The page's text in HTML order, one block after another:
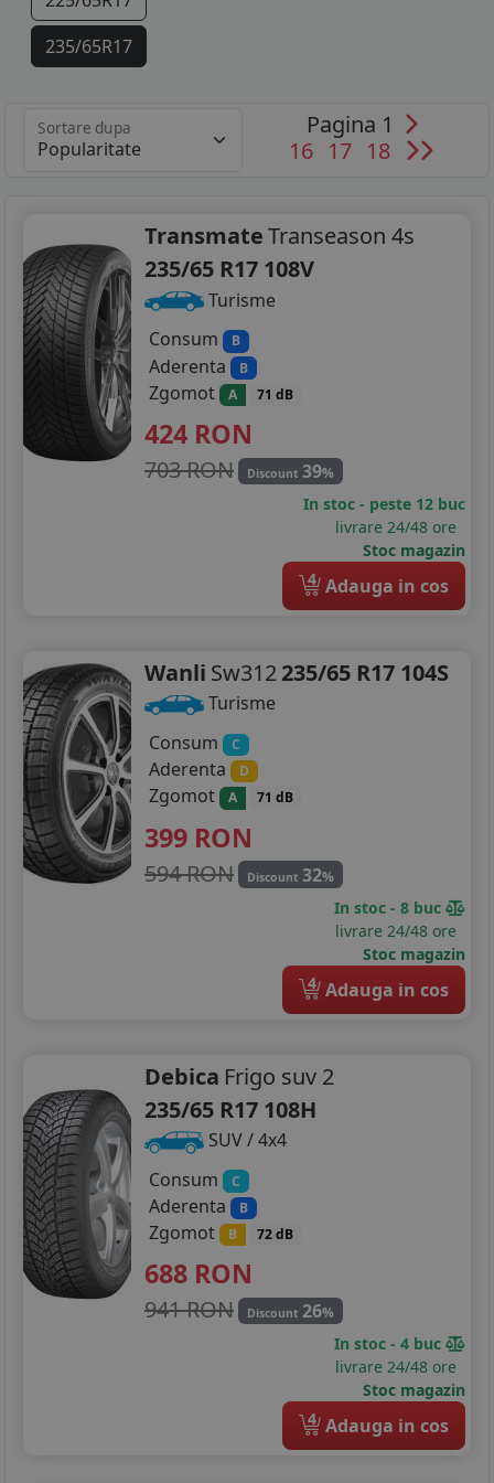
235/65R17
225/40R18
225/60R18
235/40R18
235/45R18
235/60R18
245/45R18
245/40R19
195/55R20
255/45R20
Sortare dupa
Pagina 1
16 17 18
TransmateTranseason 4s
235/65 R17 108V
Turisme
Consum
B
Aderenta B
Zgomot A 71 dB
424 RON
703 RON Discount 39%
In stoc - peste 12 buc
livrare 24/48 ore
Stoc magazin
4 Adauga in cos
Wanli Sw312235/65 R17 104S
Turisme
Consum
C
Aderenta D
Zgomot A 71 dB
399 RON
594 RON Discount 32%
In stoc - 8 buc
livrare 24/48 ore
Stoc magazin
4 Adauga in cos
Debica Frigo suv 2
235/65 R17 108H
SUV / 4x4
Consum
C
Aderenta B
Zgomot B 72 dB
688 RON
941 RON Discount 26%
In stoc - 4 buc
livrare 24/48 ore
Stoc magazin
4 Adauga in cos